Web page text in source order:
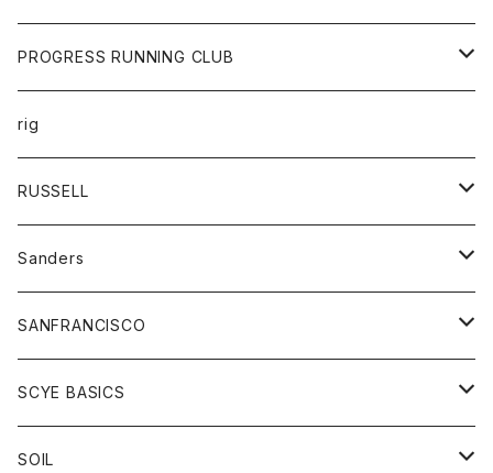
ニット
ベスト
パンツ
カットソー
コート
ボトム
エプロン
キッズ
オーバーオール
ボトム
ペインターパンツ
PROGRESS RUNNING CLUB
トップス
Tシャツ
グッズ
帽子
rig
RUSSELL
アウター
コート
パーカー
スカート
Tシャツ
トップス
Sanders
グッズ
靴
SANFRANCISCO
アウター
カーディガン
グッズ
SCYE BASICS
ボトム
SOIL